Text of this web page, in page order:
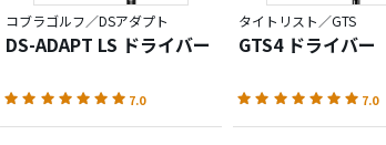
コブラゴルフ／DSアダプト
DS-ADAPT LS ドライバー
7.0
タイトリスト／GTS
GTS4 ドライバー
7.0